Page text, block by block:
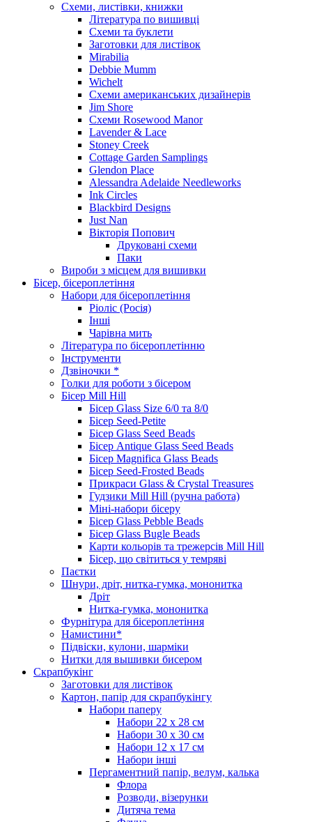
Схеми, листівки, книжки
Література по вишивці
Схеми та буклети
Заготовки для листівок
Mirabilia
Debbie Mumm
Wichelt
Схеми американських дизайнерів
Jim Shore
Cхеми Rosewood Manor
Lavender & Lace
Stoney Creek
Cottage Garden Samplings
Glendon Place
Alessandra Adelaide Needleworks
Ink Circles
Blackbird Designs
Just Nan
Вікторія Попович
Друковані схеми
Паки
Вироби з місцем для вишивки
Бісер, бісероплетіння
Набори для бісероплетіння
Ріоліс (Росія)
Інші
Чарівна мить
Література по бісероплетінню
Інструменти
Дзвіночки *
Голки для роботи з бісером
Бісер Mill Hill
Бісер Glass Size 6/0 та 8/0
Бісер Seed-Petite
Бісер Glass Seed Beads
Бісер Antique Glass Seed Beads
Бісер Magnifica Glass Beads
Бісер Seed-Frosted Beads
Прикраси Glass & Crystal Treasures
Гудзики Mill Hill (ручна работа)
Міні-набори бісеру
Бісер Glass Pebble Beads
Бісер Glass Bugle Beads
Карти кольорів та трежерсів Mill Hill
Бісер, що світиться у темряві
Паєтки
Шнури, дріт, нитка-гумка, мононитка
Дріт
Нитка-гумка, мононитка
Фурнітура для бісероплетіння
Намистини*
Підвіски, кулони, шарміки
Нитки для вышивки бисером
Скрапбукінг
Заготовки для листівок
Картон, папір для скрапбукінгу
Набори паперу
Набори 22 х 28 см
Набори 30 х 30 см
Набори 12 х 17 см
Набори інші
Пергаментний папір, велум, калька
Флора
Розводи, візерунки
Дитяча тема